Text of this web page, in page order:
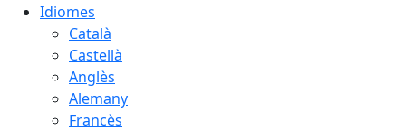
Idiomes
Català
Castellà
Anglès
Alemany
Francès